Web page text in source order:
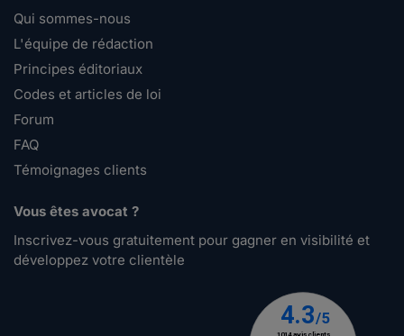
Qui sommes-nous
L'équipe de rédaction
Principes éditoriaux
Codes et articles de loi
Forum
FAQ
Témoignages clients
Vous êtes avocat ?
Inscrivez-vous gratuitement pour gagner en visibilité et
développez votre clientèle